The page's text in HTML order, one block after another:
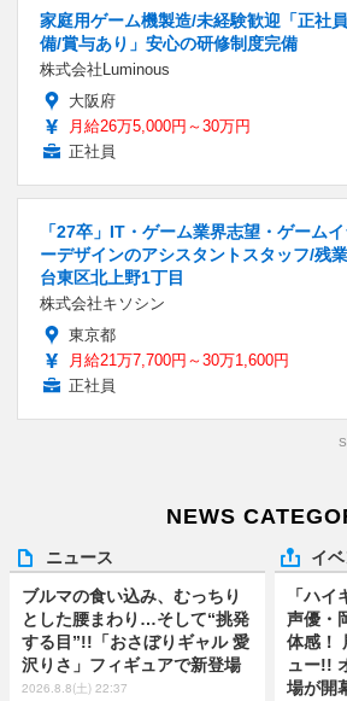
家庭用ゲーム機製造/未経験歓迎「正社
備/賞与あり」安心の研修制度完備
株式会社Luminous
大阪府
月給26万5,000円～30万円
正社員
「27卒」IT・ゲーム業界志望・ゲーム
ーデザインのアシスタントスタッフ/残
台東区北上野1丁目
株式会社キソシン
東京都
月給21万7,700円～30万1,600円
正社員
NEWS
ニュース
ブルマの食い込み、むっちり
とした腰まわり…そして“挑発
する目”!!「おさぼりギャル 愛
沢りさ」フィギュアで新登場
2026.8.8(土) 22:37
イ
「ハ
声優・
体感！
ュー!!
場が開